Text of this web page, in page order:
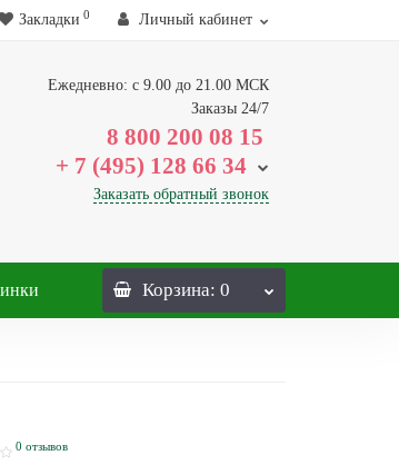
Закладки 0 Личный кабинет
Ежедневно: с 9.00 до 21.00 МСК
Заказы 24/7
8 800 200 08 15
+ 7 (495) 128 66 34
Заказать обратный звонок
Корзина: 0
0 отзывов